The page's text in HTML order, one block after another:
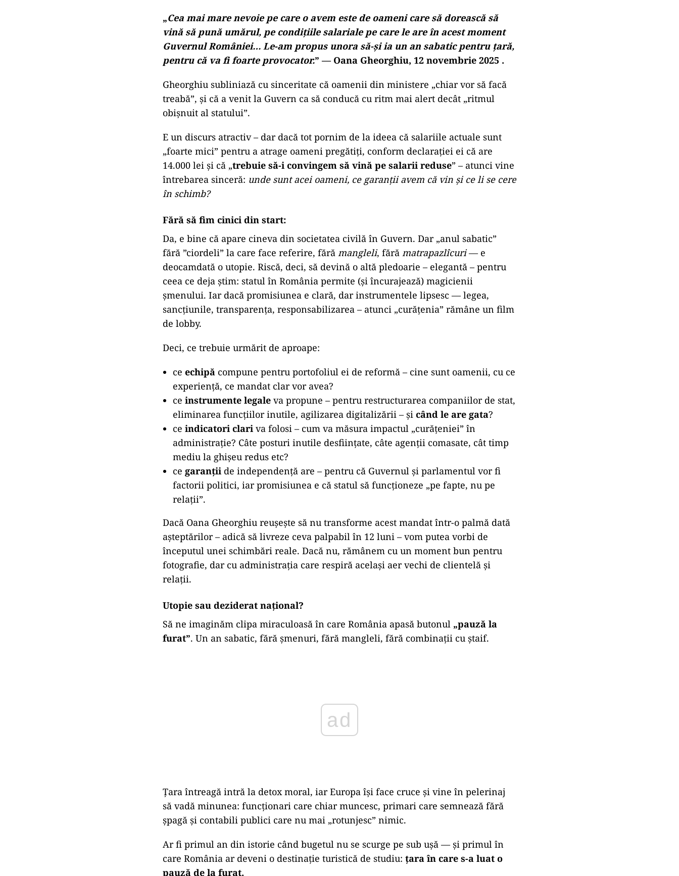
„Cea mai mare nevoie pe care o avem este de oameni care să dorească să
vină să pună umărul, pe condiţiile salariale pe care le are în acest moment
Guvernul României… Le-am propus unora să-şi ia un an sabatic pentru ţară,
pentru că va fi foarte provocator.” — Oana Gheorghiu, 12 novembrie 2025 .
Gheorghiu subliniază cu sinceritate că oamenii din ministere „chiar vor să facă
treabă”, şi că a venit la Guvern ca să conducă cu ritm mai alert decât „ritmul
obişnuit al statului”.
E un discurs atractiv – dar dacă tot pornim de la ideea că salariile actuale sunt
„foarte mici” pentru a atrage oameni pregătiţi, conform declarației ei că are
14.000 lei şi că „trebuie să-i convingem să vină pe salarii reduse” – atunci vine
întrebarea sinceră: unde sunt acei oameni, ce garanţii avem că vin şi ce li se cere
în schimb?
Fără să fim cinici din start:
Da, e bine că apare cineva din societatea civilă în Guvern. Dar „anul sabatic”
fără ”ciordeli” la care face referire, fără mangleli, fără matrapazlîcuri— e
deocamdată o utopie. Riscă, deci, să devină o altă pledoarie – elegantă – pentru
ceea ce deja ştim: statul în România permite (și încurajează) magicienii
șmenului. Iar dacă promisiunea e clară, dar instrumentele lipsesc — legea,
sancțiunile, transparenţa, responsabilizarea – atunci „curăţenia” rămâne un film
de lobby.
Deci, ce trebuie urmărit de aproape:
ce echipă compune pentru portofoliul ei de reformă – cine sunt oamenii, cu ce
experienţă, ce mandat clar vor avea?
ce instrumente legale va propune – pentru restructurarea companiilor de stat,
eliminarea funcţiilor inutile, agilizarea digitalizării – şi când le are gata?
ce indicatori clari va folosi – cum va măsura impactul „curăţeniei” în
administraţie? Câte posturi inutile desfiinţate, câte agenţii comasate, cât timp
mediu la ghişeu redus etc?
ce garanții de independenţă are – pentru că Guvernul şi parlamentul vor fi
factorii politici, iar promisiunea e că statul să funcţioneze „pe fapte, nu pe
relații”.
Dacă Oana Gheorghiu reuşeşte să nu transforme acest mandat într-o palmă dată
aşteptărilor – adică să livreze ceva palpabil în 12 luni – vom putea vorbi de
începutul unei schimbări reale. Dacă nu, rămânem cu un moment bun pentru
fotografie, dar cu administraţia care respiră acelaşi aer vechi de clientelă şi
relaţii.
Utopie sau deziderat național?
Să ne imaginăm clipa miraculoasă în care România apasă butonul „pauză la
furat”. Un an sabatic, fără șmenuri, fără mangleli, fără combinații cu ștaif.
ad
Țara întreagă intră la detox moral, iar Europa își face cruce și vine în pelerinaj
să vadă minunea: funcționari care chiar muncesc, primari care semnează fără
șpagă și contabili publici care nu mai „rotunjesc” nimic.
Ar fi primul an din istorie când bugetul nu se scurge pe sub ușă — și primul în
care România ar deveni o destinație turistică de studiu: țara în care s-a luat o
pauză de la furat.